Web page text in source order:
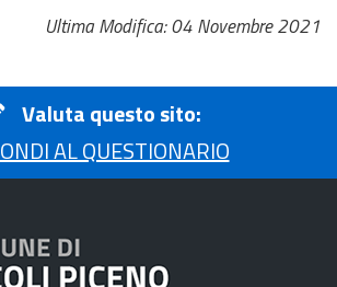
Ultima Modifica: 04 Novembre 2021
Valuta questo sito:
AL QUESTIONARIO